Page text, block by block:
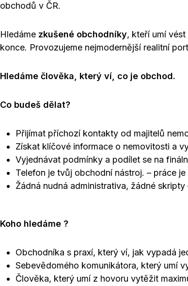
obchodů v ČR.
Hledáme zkušené obchodníky, kteří umí
konce. Provozujeme nejmodernější realitní
Hledáme člověka, který ví, co je obchod.
Co budeš dělat?
Přijímat příchozí kontakty od majitelů
Získat klíčové informace o nemovitosti a
Vyjednávat podmínky a podílet se na
Telefon je tvůj obchodní nástroj. – práce
Žádná nudná administrativa, žádné
Koho hledáme ?
Obchodníka s praxí, který ví, jak vypadá
Sebevědomého komunikátora, který umí
Člověka, který umí z hovoru vytěžit